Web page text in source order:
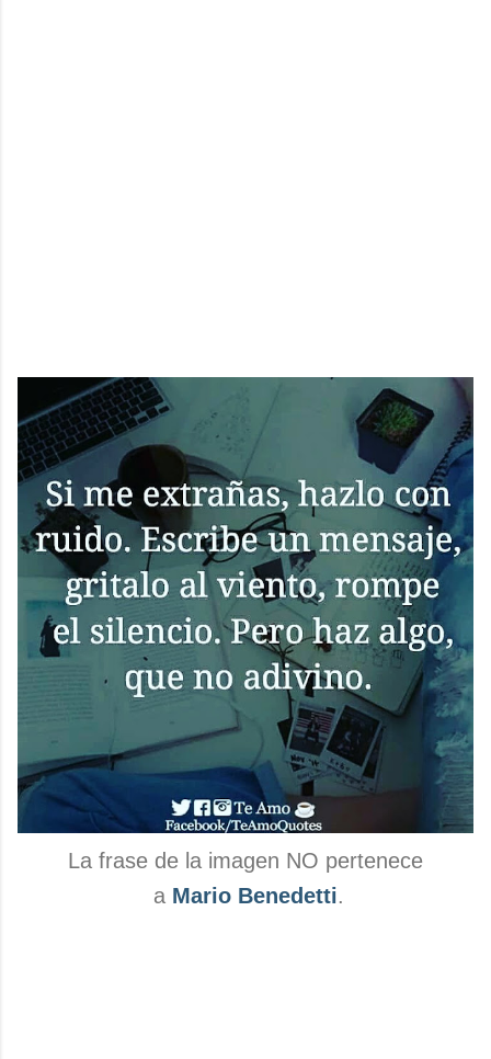
La frase de la imagen NO pertenece
a Mario Benedetti.